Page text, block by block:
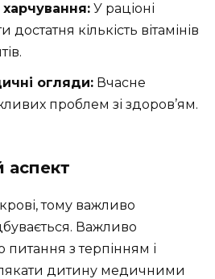
У раціоні
кількість вітамінів
огляди: Вчасне
проблем зі здоров’ям.
аспект
тому важливо
Важливо
з терпінням і
дитину медичними